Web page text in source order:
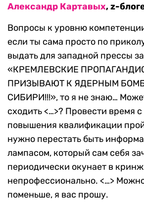
Александр Картавых, z-
Вопросы к уровню
если ты сама просто по
выдать для западной прессы
«КРЕМЛЕВСКИЕ
ПРИЗЫВАЮТ К ЯДЕРНЫМ
СИБИРИ!!!», то я не знаю…
сходить <…>? Провести время
повышения квалификации
нужно перестать быть
лампасом, который сам себя
периодически окунает в
непрофессионально. <…>
поменьше, я вас прошу.